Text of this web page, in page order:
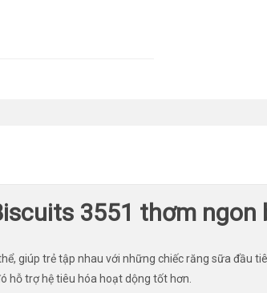
3551 thơm ngon
giúp trẻ tập nhau với những chiếc răng sữa đầu
hỗ trợ hệ tiêu hóa hoạt dộng tốt hơn.